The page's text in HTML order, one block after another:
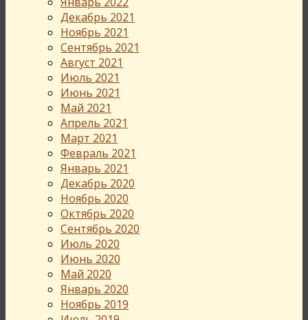
Декабрь 2021
Ноябрь 2021
Сентябрь 2021
Август 2021
Июль 2021
Июнь 2021
Май 2021
Апрель 2021
Март 2021
Февраль 2021
Январь 2021
Декабрь 2020
Ноябрь 2020
Октябрь 2020
Сентябрь 2020
Июль 2020
Июнь 2020
Май 2020
Январь 2020
Ноябрь 2019